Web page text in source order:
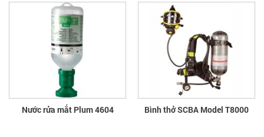
Nước rửa mắt Plum 4604 Bình thở SCBA Model T8000